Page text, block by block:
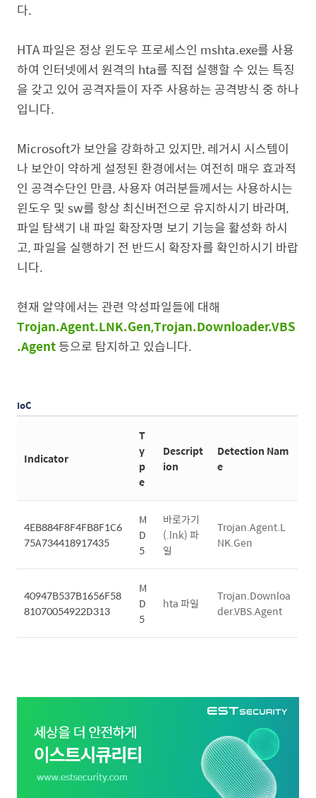
다.
HTA 파일은 정상 윈도우 프로세스인 mshta.exe를 사용
하여 인터넷에서 원격의 hta를 직접 실행할 수 있는 특징
을 갖고 있어 공격자들이 자주 사용하는 공격방식 중 하나
입니다.
Microsoft가 보안을 강화하고 있지만, 레거시 시스템이
나 보안이 약하게 설정된 환경에서는 여전히 매우 효과적
인 공격수단인 만큼, 사용자 여러분들께서는 사용하시는
윈도우 및 sw를 항상 최신버전으로 유지하시기 바라며,
파일 탐색기 내 파일 확장자명 보기 기능을 활성화 하시
고, 파일을 실행하기 전 반드시 확장자를 확인하시기 바랍
니다.
현재 알약에서는 관련 악성파일들에 대해
Trojan.Agent.LNK.Gen,Trojan.Downloader.VBS
.Agent등으로 탐지하고 있습니다.
IoC
Indicator
T
y
p
e
Descript
ion
Detection Nam
e
4EB884F8F4FB8F1C6
75A734418917435
M
D
5
바로가기
(.lnk) 파
일
Trojan.Agent.L
NK.Gen
40947B537B1656F58
81070054922D313
M
D
5
hta 파일
Trojan.Downloa
der.VBS.Agent